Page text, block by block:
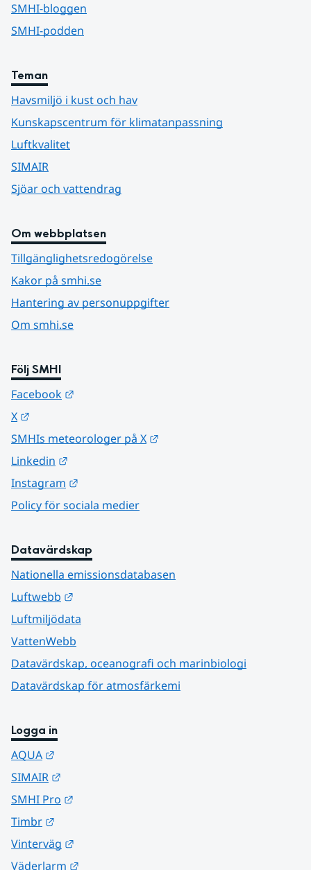
SMHI-bloggen
SMHI-podden
Teman
Havsmiljö i kust och hav
Kunskapscentrum för klimatanpassning
Luftkvalitet
SIMAIR
Sjöar och vattendrag
Om webbplatsen
Tillgänglighetsredogörelse
Kakor på smhi.se
Hantering av personuppgifter
Om smhi.se
Följ SMHI
Facebook
X
SMHIs meteorologer på X
Linkedin
Instagram
Policy för sociala medier
Datavärdskap
Nationella emissionsdatabasen
Luftwebb
Luftmiljödata
VattenWebb
Datavärdskap, oceanografi och marinbiologi
Datavärdskap för atmosfärkemi
Logga in
AQUA
SIMAIR
SMHI Pro
Timbr
Vinterväg
Väderlarm